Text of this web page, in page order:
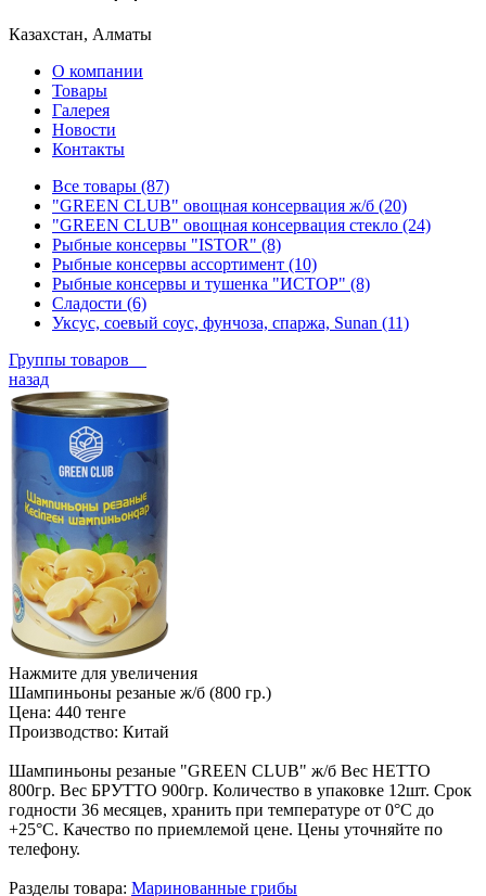
Казахстан, Алматы
О компании
Товары
Галерея
Новости
Контакты
Все товары (87)
"GREEN CLUB" овощная консервация ж/б (20)
"GREEN CLUB" овощная консервация стекло (24)
Рыбные консервы "ISTOR" (8)
Рыбные консервы ассортимент (10)
Рыбные консервы и тушенка "ИСТОР" (8)
Сладости (6)
Уксус, соевый соус, фунчоза, спаржа, Sunan (11)
Группы товаров
назад
Нажмите для увеличения
Шампиньоны резаные ж/б (800 гр.)
Цена: 440 тенге
Производство: Китай
Шампиньоны резаные "GREEN CLUB" ж/б Вес НЕТТО
800гр. Вес БРУТТО 900гр. Количество в упаковке 12шт. Срок
годности 36 месяцев, хранить при температуре от 0°С до
+25°С. Качество по приемлемой цене. Цены уточняйте по
телефону.
Разделы товара: Маринованные грибы